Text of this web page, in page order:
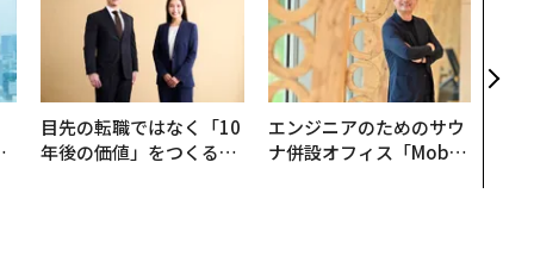
目先の転職ではなく「10
年後の価値」をつくる─
エンジニアのためのサウ
ナ併設オフィス「Mobiu
ビジ